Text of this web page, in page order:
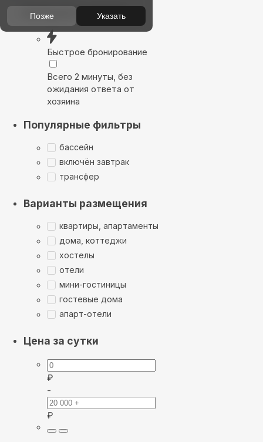
Выбирайте лучшее
Быстрое бронирование
Всего 2 минуты, без
ожидания ответа от
хозяина
Популярные фильтры
бассейн
включён завтрак
трансфер
Варианты размещения
квартиры, апартаменты
дома, коттеджи
хостелы
отели
мини-гостиницы
гостевые дома
апарт-отели
Цена за сутки
₽
-
₽
Позже Указать